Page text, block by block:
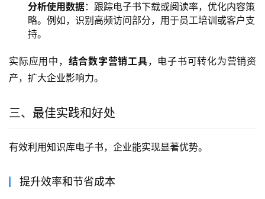
分析使用数据：跟踪电子书下载或阅读率，优化内容策
略。例如，识别高频访问部分，用于员工培训或客户支
持。
实际应用中， 结合数字营销工具，电子书可转化为营销资
产，扩大企业影响力。
三、最佳实践和好处
有效利用知识库电子书，企业能实现显著优势。
提升效率和节省成本